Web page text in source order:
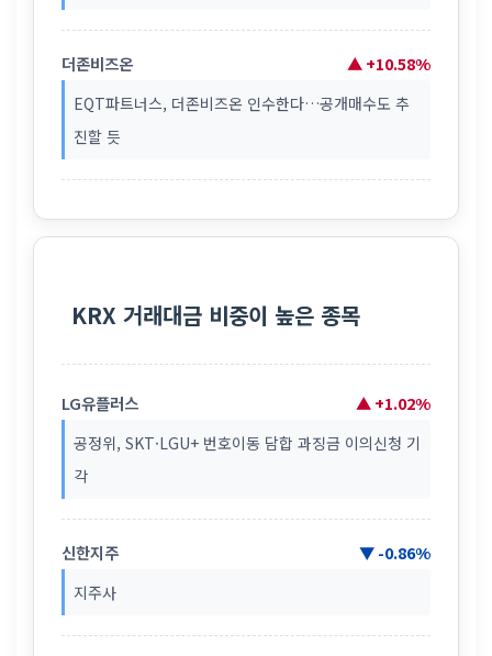
더존비즈온 ▲ +10.58%
EQT파트너스, 더존비즈온 인수한다…공개매수도 추
진할 듯
KRX 거래대금 비중이 높은 종목
LG유플러스 ▲ +1.02%
공정위, SKT·LGU+ 번호이동 담합 과징금 이의신청 기
각
신한지주 ▼ -0.86%
지주사